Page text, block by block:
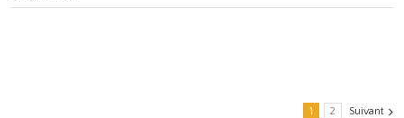
1 2 Suivant